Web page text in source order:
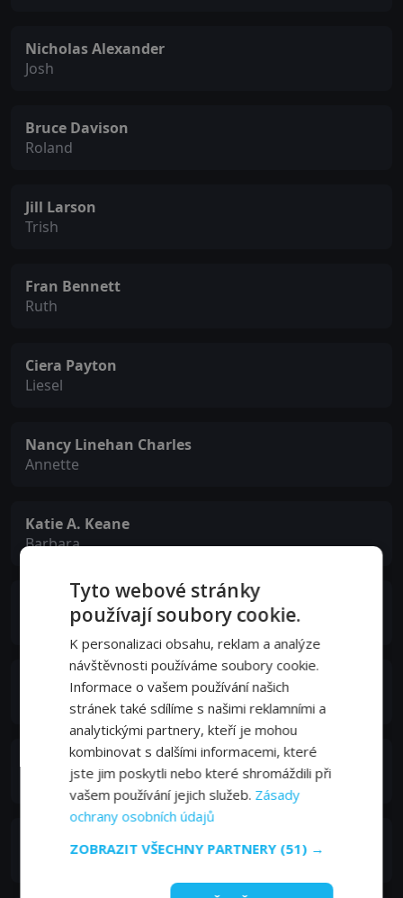
Nicholas Alexander
Josh
Bruce Davison
Roland
Jill Larson
Trish
Fran Bennett
Ruth
Ciera Payton
Liesel
Nancy Linehan Charles
Annette
Katie A. Keane
Barbara
Shelley Robertson
Elizabeth
Stacey Travis
Ms. Benson
Devin Kawaoka
Cissy Wellman
Imogen
Tyto webové stránky
používají soubory cookie.
K personalizaci obsahu, reklam a analýze
návštěvnosti používáme soubory cookie.
Informace o vašem používání našich
stránek také sdílíme s našimi reklamními a
analytickými partnery, kteří je mohou
kombinovat s dalšími informacemi, které
jste jim poskytli nebo které shromáždili při
vašem používání jejich služeb. Zásady
ochrany osobních údajů
ZOBRAZIT VŠECHNY PARTNERY (51) →